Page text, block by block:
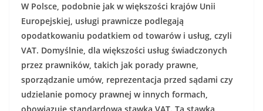
W Polsce, podobnie jak w większości krajów Unii
Europejskiej, usługi prawnicze podlegają
opodatkowaniu podatkiem od towarów i usług, czyli
VAT. Domyślnie, dla większości usług świadczonych
przez prawników, takich jak porady prawne,
sporządzanie umów, reprezentacja przed sądami czy
udzielanie pomocy prawnej w innych formach,